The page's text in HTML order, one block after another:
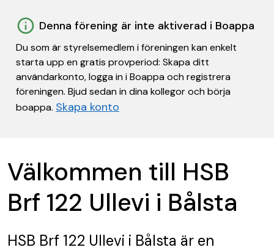
Denna förening är inte aktiverad i Boappa
Du som är styrelsemedlem i föreningen kan enkelt
starta upp en gratis provperiod: Skapa ditt
användarkonto, logga in i Boappa och registrera
föreningen. Bjud sedan in dina kollegor och börja
boappa. Skapa konto
Välkommen till HSB
Brf 122 Ullevi i Bålsta
HSB Brf 122 Ullevi i Bålsta är en